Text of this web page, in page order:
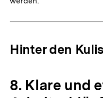
Hinter den
8. Klare und